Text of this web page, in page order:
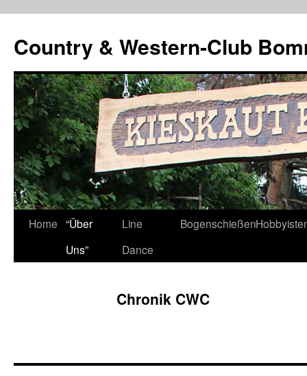
Country & Western-Club
Skip
Home “Über
Uns”
Line
Dance
Bogenschießen
Chronik CWC